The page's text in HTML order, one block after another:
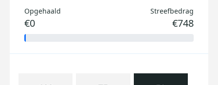
Opgehaald
€0
Streefbedrag
€748